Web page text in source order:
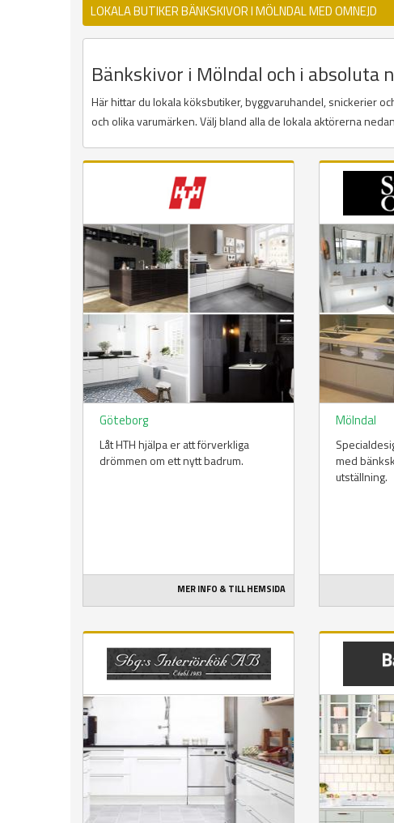
LOKALA BUTIKER BÄNKSKIVOR I MÖLNDAL MED OMNEJD
Bänkskivor i Mölndal och i absoluta
Här hittar du lokala köksbutiker, byggvaruhandel, snickerier
och olika varumärken. Välj bland alla de lokala aktörerna
Göteborg
Låt HTH hjälpa er att förverkliga
drömmen om ett nytt badrum.
MER INFO & TILL HEMSIDA
Mölndal
med
utställning.